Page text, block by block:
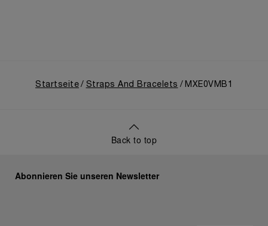
Startseite Straps And Bracelets MXE0VMB1
Back to top
Abonnieren Sie unseren Newsletter